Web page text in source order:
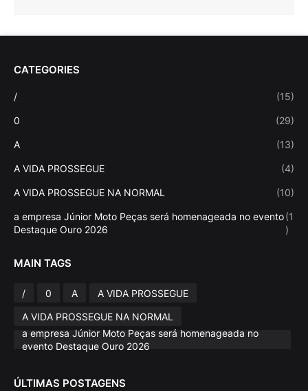
CATEGORIES
/ (15)
0 (29)
A (13)
A VIDA PROSSEGUE (4)
A VIDA PROSSEGUE NA NORMAL (10)
a empresa Júnior Moto Peças será homenageada no evento
Destaque Ouro 2026
(1
)
MAIN TAGS
/ 0 A
A VIDA PROSSEGUE
A VIDA PROSSEGUE NA NORMAL
a empresa Júnior Moto Peças será homenageada no
evento Destaque Ouro 2026
ÚLTIMAS POSTAGENS